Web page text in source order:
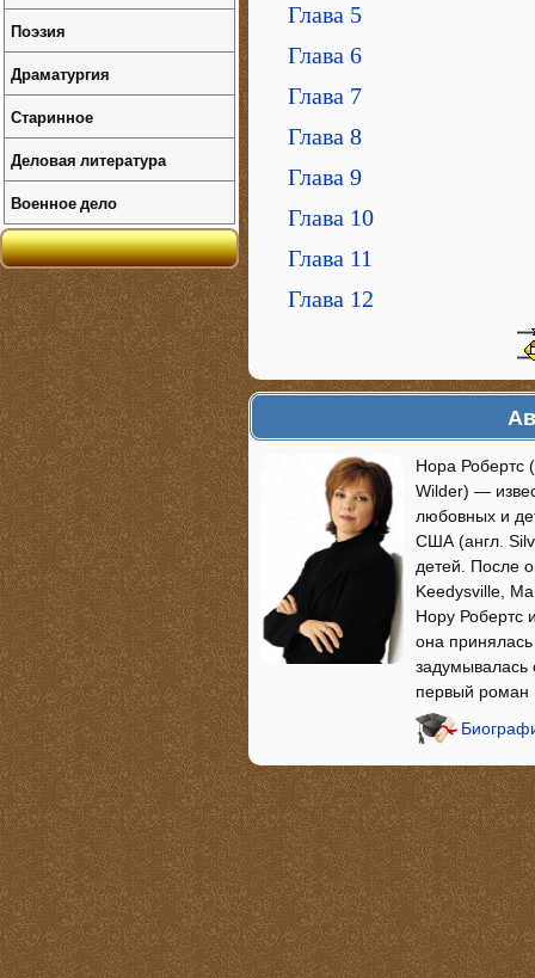
Глава 5
Глава 6
Глава 7
Глава 8
Глава 9
Глава 10
Глава 11
Глава 12
Нора Робертс
Wilder) —
любовных и
США (англ.
детей. После
Keedysville,
Нору Робертс
она
задумывалась
первый
Поэзия
Драматургия
Старинное
Деловая литература
Военное дело